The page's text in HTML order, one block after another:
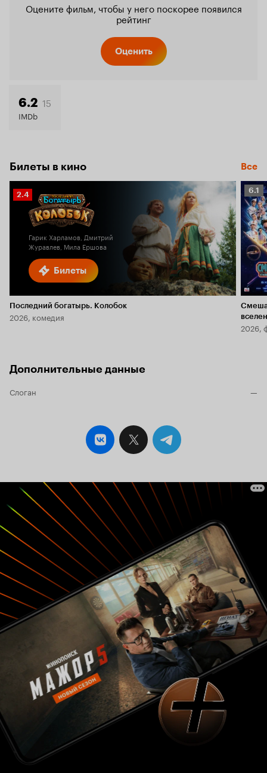
Оцените фильм, чтобы у него поскорее появился
рейтинг
Оценить
6.2 15
IMDb
Билеты в кино Все
Билеты
Рейтинг
Кинопоиска
2.4
Гарик Харламов, Дмитрий
Журавлев, Мила Ершова
Последний богатырь. Колобок
2026, комедия
6.1
6.1
2026,
Дополнительные данные
Слоган —